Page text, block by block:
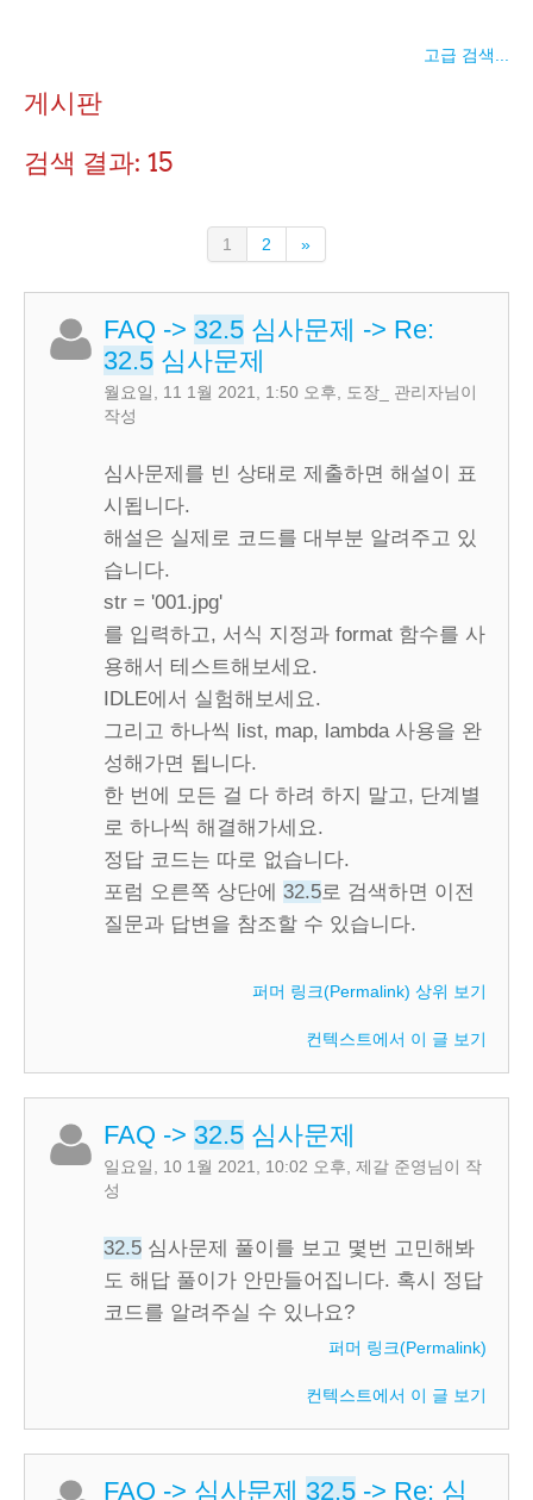
고급 검색...
게시판
검색 결과: 15
1 (current)
2 »다
음
FAQ -> 32.5 심사문제 -> Re:
32.5 심사문제
월요일, 11 1월 2021, 1:50 오후 도장_ 관리자님이
작성
심사문제를 빈 상태로 제출하면 해설이 표
시됩니다.
해설은 실제로 코드를 대부분 알려주고 있
습니다.
str = '001.jpg'
를 입력하고, 서식 지정과 format 함수를 사
용해서 테스트해보세요.
IDLE에서 실험해보세요.
그리고 하나씩 list, map, lambda 사용을 완
성해가면 됩니다.
한 번에 모든 걸 다 하려 하지 말고, 단계별
로 하나씩 해결해가세요.
정답 코드는 따로 없습니다.
포럼 오른쪽 상단에 32.5로 검색하면 이전
질문과 답변을 참조할 수 있습니다.
퍼머 링크(Permalink) 상위 보기
컨텍스트에서 이 글 보기
FAQ -> 32.5 심사문제
일요일, 10 1월 2021, 10:02 오후 제갈 준영님이 작
성
32.5 심사문제 풀이를 보고 몇번 고민해봐
도 해답 풀이가 안만들어집니다. 혹시 정답
코드를 알려주실 수 있나요?
퍼머 링크(Permalink)
컨텍스트에서 이 글 보기
FAQ -> 심사문제 32.5 -> Re: 심